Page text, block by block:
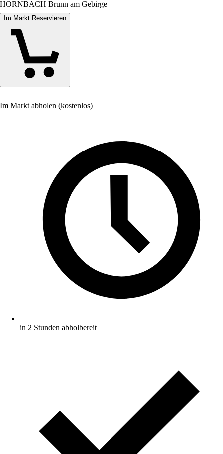
HORNBACH Brunn am Gebirge
Im Markt Reservieren
Im Markt abholen (kostenlos)
in 2 Stunden abholbereit